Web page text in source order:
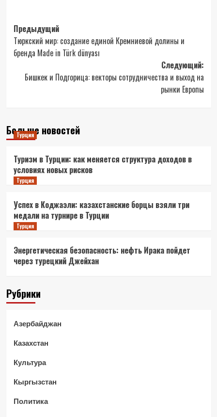
Навигация
записи
Предыдущий
Тюркский мир: создание единой Кремниевой долины и
бренда Made in Türk dünyası
Следующий:
Бишкек и Подгорица: векторы сотрудничества и выход на
рынки Европы
Больше новостей
Турция
Туризм в Турции: как меняется структура доходов в
условиях новых рисков
Турция
Успех в Коджаэли: казахстанские борцы взяли три
медали на турнире в Турции
Турция
Энергетическая безопасность: нефть Ирака пойдет
через турецкий Джейхан
Рубрики
Азербайджан
Казахстан
Культура
Кыргызстан
Политика